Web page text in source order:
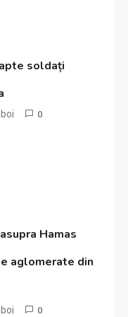
soldați
0
Hamas
aglomerate din
0